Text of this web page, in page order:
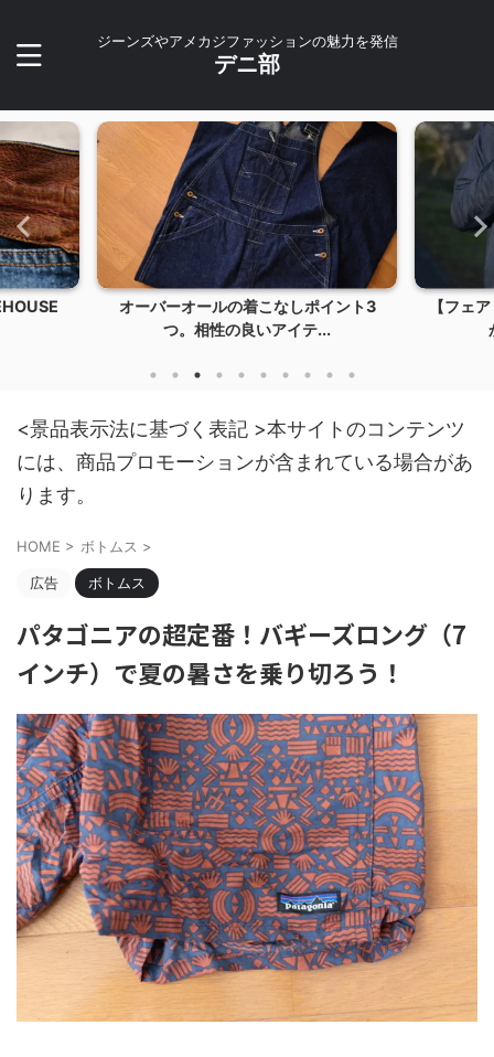
ジーンズやアメカジファッションの魅力を発信
デニ部
ント3
【フェアリーノヴァ2】薄くて軽くて暖
かい！冬のアウター...
【2022
<景品表示法に基づく表記 >本サイトのコンテンツ
には、商品プロモーションが含まれている場合があ
ります。
HOME > ボトムス >
広告 ボトムス
パタゴニアの超定番！バギーズロング（7
インチ）で夏の暑さを乗り切ろう！